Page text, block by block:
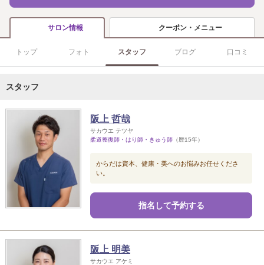
サロン情報 クーポン・メニュー
トップ フォト スタッフ ブログ 口コミ
スタッフ
阪上 哲哉
サカウエ テツヤ
柔道整復師・はり師・きゅう師 （歴15年）
からだは資本、健康・美へのお悩みお任せくださ
い。
指名して予約する
阪上 明美
サカウエ アケミ